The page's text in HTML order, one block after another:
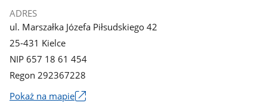
ADRES
ul. Marszałka Józefa Piłsudskiego 42
25-431 Kielce
NIP 657 18 61 454
Regon 292367228
Pokaż na mapieLink